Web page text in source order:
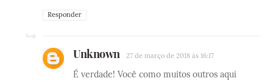
Responder
Unknown 27 de março de 2018 às 16:17
É verdade! Você como muitos outros aqui